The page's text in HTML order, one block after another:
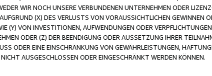
WIR NOCH UNSERE VERBUNDENEN UNTERNEHMEN ODER
(X) DES VERLUSTS VON VORAUSSICHTLICHEN GEWINNEN
(Y) VON INVESTITIONEN, AUFWENDUNGEN ODER
ODER (Z) DER BEENDIGUNG ODER AUSSETZUNG IHRER
ODER EINE EINSCHRÄNKUNG VON GEWÄHRLEISTUNGEN,
AUSGESCHLOSSEN ODER EINGESCHRÄNKT WERDEN KÖNNEN.